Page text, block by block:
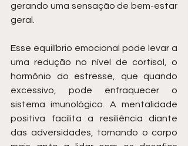
gerando uma sensação de bem-estar
geral.
Esse equilíbrio emocional pode levar a
uma redução no nível de cortisol, o
hormônio do estresse, que quando
excessivo, pode enfraquecer o
sistema imunológico. A mentalidade
positiva facilita a resiliência diante
das adversidades, tornando o corpo